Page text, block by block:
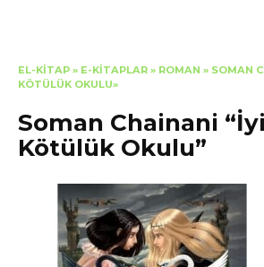
EL-KITAP » E-KITAPLAR » ROMAN » SOMAN
KÖTÜLÜK OKULU»
Soman Chainani
Kötülük Okulu”